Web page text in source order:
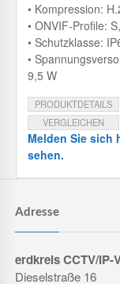
• Kompression:
• ONVIF-Profile:
• Schutzklasse:
•
9,5 W
PRODUKTDETAILS
VERGLEICHEN
Melden Sie sich
sehen.
Adresse
erdkreis CCTV/IP-
Dieselstraße 16